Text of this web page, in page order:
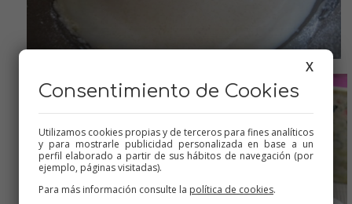
X
Consentimiento de Cookies
Utilizamos cookies propias y de terceros para fines analíticos
y para mostrarle publicidad personalizada en base a un
perfil elaborado a partir de sus hábitos de navegación (por
ejemplo, páginas visitadas).
Para más información consulte la política de cookies.